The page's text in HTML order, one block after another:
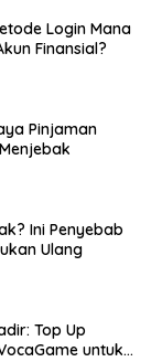
Login Mana
Finansial?
Pinjaman
Ini Penyebab
Ulang
Top Up
untuk